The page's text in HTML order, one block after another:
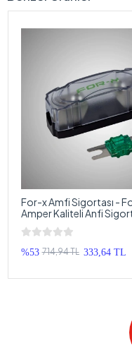
For-x Amfi Sigortası - For-x 100
Amper Kaliteli Anfi
%53 714,94 TL 333,64 TL